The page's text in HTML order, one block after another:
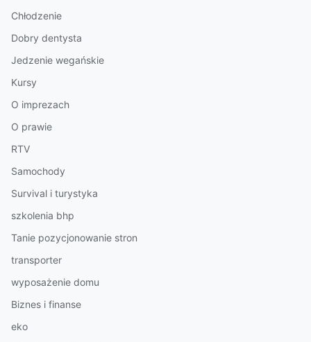
Chłodzenie
Dobry dentysta
Jedzenie wegańskie
Kursy
O imprezach
O prawie
RTV
Samochody
Survival i turystyka
szkolenia bhp
Tanie pozycjonowanie stron
transporter
wyposażenie domu
Biznes i finanse
eko